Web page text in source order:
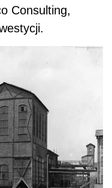
Consulting,